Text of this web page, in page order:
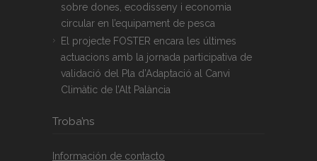
sobre dones, ecodisseny i economia
circular en l’equipament de pesca
El projecte FOSTER encara les últimes
actuacions amb la jornada participativa de
validació del Pla d’Adaptació al Canvi
Climàtic de l’Alt Palància
Troba’ns
Información de contacto